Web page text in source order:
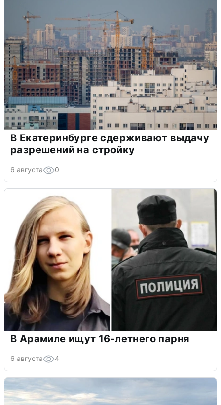
В Екатеринбурге сдерживают выдачу
разрешений на стройку
6 августа 0
В Арамиле ищут 16-летнего парня
6 августа 4